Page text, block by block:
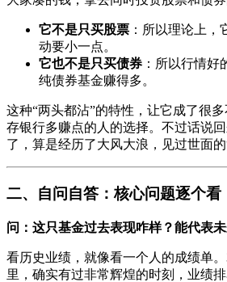
它不是只买股票 ：所以理论上，
动要小一点。
它也不是只买债券 ：所以行情好
纯债券基金赚得多。
这种“两头都沾”的特性，让它成了很
存银行多赚点的人的选择。不过话说
了，算是经历了大风大浪，见过世面的
二、自问自答：核心问题逐个看
问：这只基金过去表现咋样？能代表
看历史业绩，就像看一个人的成绩单
里，确实有过非常辉煌的时刻，业绩